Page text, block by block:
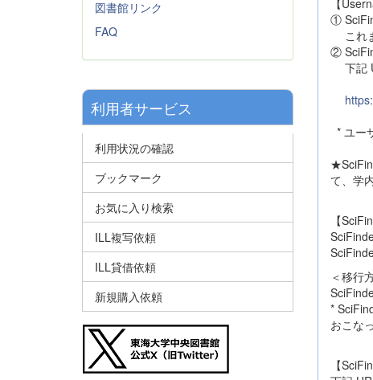
【
①
これ
②
下記
* ユー
て、学
【
＜移行
*
おこな
【
図書館リンク
FAQ
利用者サービス
利用状況の確認
ブックマーク
お気に入り検索
ILL複写依頼
ILL貸借依頼
新規購入依頼